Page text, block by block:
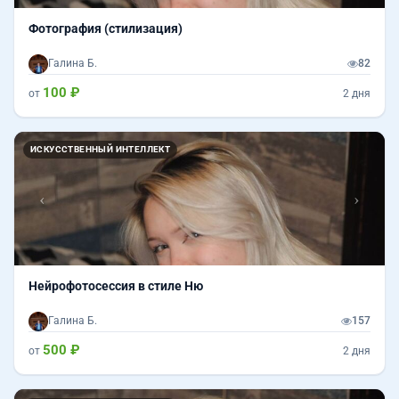
Фотография (стилизация)
Галина Б. 82
от 100 ₽ 2 дня
ИСКУССТВЕННЫЙ ИНТЕЛЛЕКТ
Назад
Нейрофотосессия в стиле Ню
Галина Б. 157
от 500 ₽ 2 дня